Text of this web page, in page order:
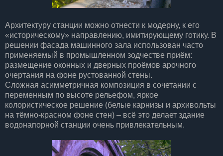
Архитектуру станции можно отнести к модерну, к его
«историческому» направлению, имитирующему готику. В
решении фасада машинного зала использован часто
применяемый в промышленном зодчестве приём:
размещение оконных и дверных проёмов арочного
очертания на фоне рустованной стены.
Сложная асимметричная композиция в сочетании с
переменным по высоте рельефом, яркое
колористическое решение (белые карнизы и архивольты
на тёмно-красном фоне стен) – всё это делает здание
водонапорной станции очень привлекательным.